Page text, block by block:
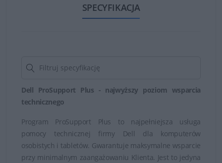
zakresie instalacji i konfiguracji zakupionych produktów
internet, pocztę e-mail lub czat z udziałem pracownika
obsługi technicznej firmy.
problemów sprzętowych i sposób ich rozwiązania, a w
razie konieczności serwis, naprawę i wymianę
wadliwych części.
SPECYFIKACJA
Dell ProSupport Plus - najwyższy poziom wsparcia
technicznego
Program ProSupport Plus to najpełniejsza usługa
pomocy technicznej firmy Dell dla komputerów
osobistych i tabletów. Gwarantuje maksymalne wsparcie
przy minimalnym zaangażowaniu Klienta. Jest to jedyna